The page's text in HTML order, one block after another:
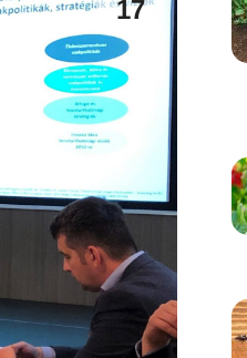
17